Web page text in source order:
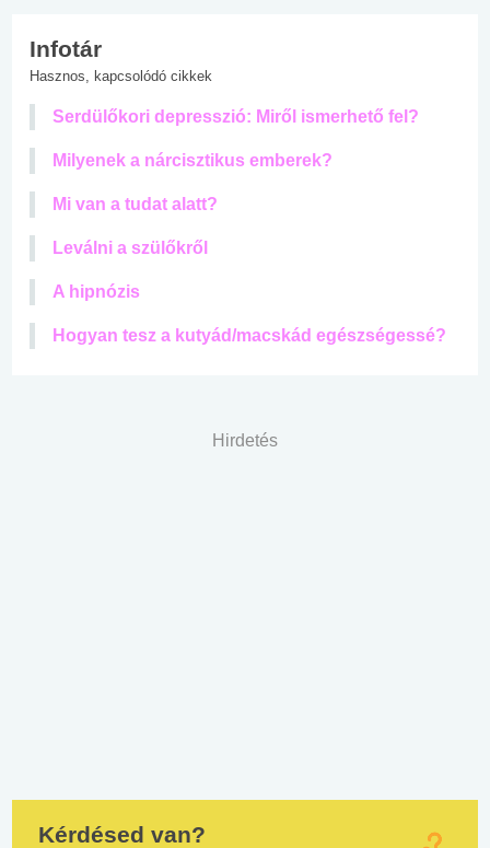
Infotár
Hasznos, kapcsolódó cikkek
Serdülőkori depresszió: Miről ismerhető fel?
Milyenek a nárcisztikus emberek?
Mi van a tudat alatt?
Leválni a szülőkről
A hipnózis
Hogyan tesz a kutyád/macskád egészségessé?
Hirdetés
Kérdésed van?